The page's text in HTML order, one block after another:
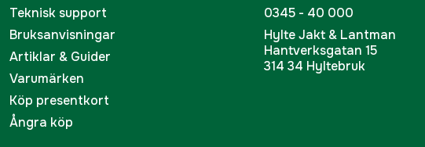
Teknisk support
Bruksanvisningar
Artiklar & Guider
Varumärken
Köp presentkort
Ångra köp
0345 - 40 000
Hylte Jakt & Lantman
Hantverksgatan 15
314 34 Hyltebruk